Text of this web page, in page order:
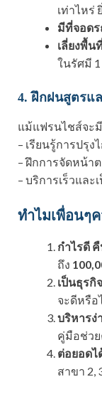
เท่าไหร่
มีที่จอด
เลี่ยงพื้
ในรัศมี
4. ฝึกฝนสูตรแ
แม้แฟรนไชส์จะ
– เรียนรู้การปรุ
– ฝึกการจัดหน้า
– บริการเร็วแล
ทำไมเพื่อนๆ
กำไรดี
ถึง
เป็นธุร
จะดีหรื
บริหารง่
คู่มือช่วย
ต่อยอดไ
สาขา 2,